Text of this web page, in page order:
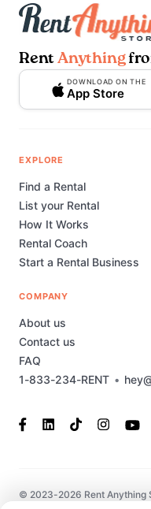
Rent Anything
DOWNLOAD ON THE
App Store
1-833-234-RENT •
EXPLORE
Find a Rental
List your Rental
How It Works
Rental Coach
Start a Rental Business
COMPANY
About us
Contact us
FAQ
© 2023-2026 Rent Anything